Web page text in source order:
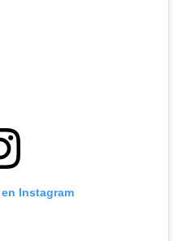
Instagram